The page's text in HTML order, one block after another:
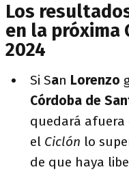
Los
en la próxima
2024
Si San Lorenzo
Córdoba de
quedará afuera
el Ciclón lo
de que haya